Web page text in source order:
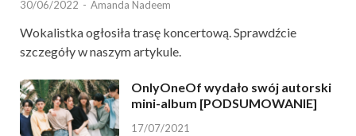
30/06/2022 - Amanda Nadeem
Wokalistka ogłosiła trasę koncertową. Sprawdźcie
szczegóły w naszym artykule.
OnlyOneOf wydało swój autorski
mini-album [PODSUMOWANIE]
17/07/2021